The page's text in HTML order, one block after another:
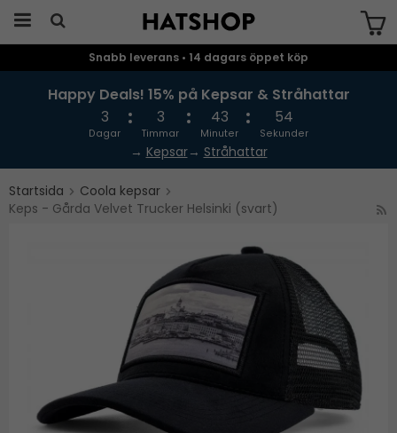
Snabb leverans • 14 dagars öppet köp
Happy Deals! 15% på Kepsar & Stråhattar
3
Dagar
3
Timmar
43
Minuter
53
Sekunder
→ Kepsar→ Stråhattar
Startsida
Coola kepsar
Keps - Gårda Velvet Trucker Helsinki (svart)